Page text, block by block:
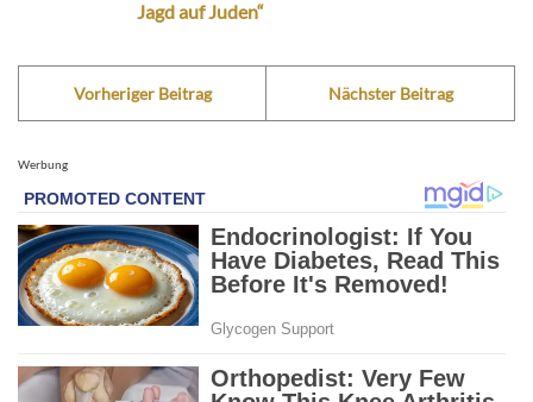
Jagd auf Juden“
Vorheriger Beitrag Nächster Beitrag
Werbung